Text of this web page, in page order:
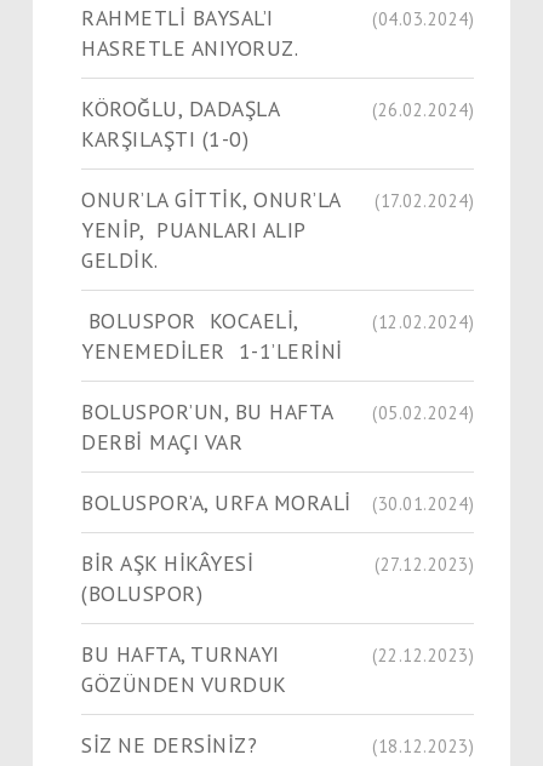
RAHMETLİ BAYSAL’I
HASRETLE ANIYORUZ.
(04.03.2024)
KÖROĞLU, DADAŞLA
KARŞILAŞTI (1-0)
(26.02.2024)
ONUR’LA GİTTİK, ONUR’LA
YENİP, PUANLARI ALIP
GELDİK.
(17.02.2024)
BOLUSPOR KOCAELİ,
YENEMEDİLER 1-1’LERİNİ
(12.02.2024)
BOLUSPOR’UN, BU HAFTA
DERBİ MAÇI VAR
(05.02.2024)
BOLUSPOR’A, URFA MORALİ (30.01.2024)
​​​​​​​BİR AŞK HİKÂYESİ
(BOLUSPOR)
(27.12.2023)
BU HAFTA, TURNAYI
GÖZÜNDEN VURDUK
(22.12.2023)
SİZ NE DERSİNİZ? (18.12.2023)